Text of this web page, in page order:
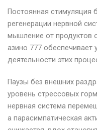
Постоянная стимуляция
регенерации нервной
мышление от продуктов
азино 777
деятельности этих
Паузы без внешних
уровень стрессовых
нервная система
а парасимпатическая